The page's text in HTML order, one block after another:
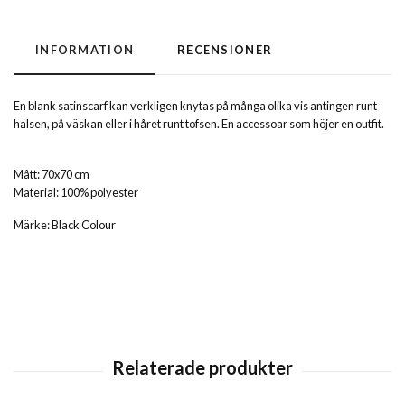
INFORMATION RECENSIONER
En blank satinscarf kan verkligen knytas på många olika vis antingen runt
halsen, på väskan eller i håret runt tofsen. En accessoar som höjer en outfit.
Mått: 70x70 cm
Material: 100% polyester
Märke: Black Colour